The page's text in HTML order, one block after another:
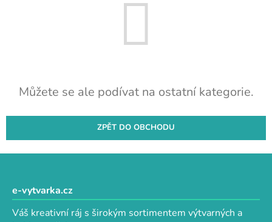
Můžete se ale podívat na ostatní kategorie.
ZPĚT DO OBCHODU
e-vytvarka.cz
Váš kreativní ráj s širokým sortimentem výtvarných a